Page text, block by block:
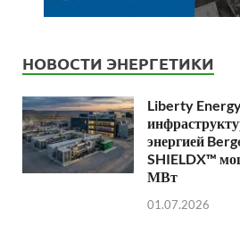
НОВОСТИ ЭНЕРГЕТИКИ
Liberty
энергией
SHIELDX™
МВт
01.07.2026